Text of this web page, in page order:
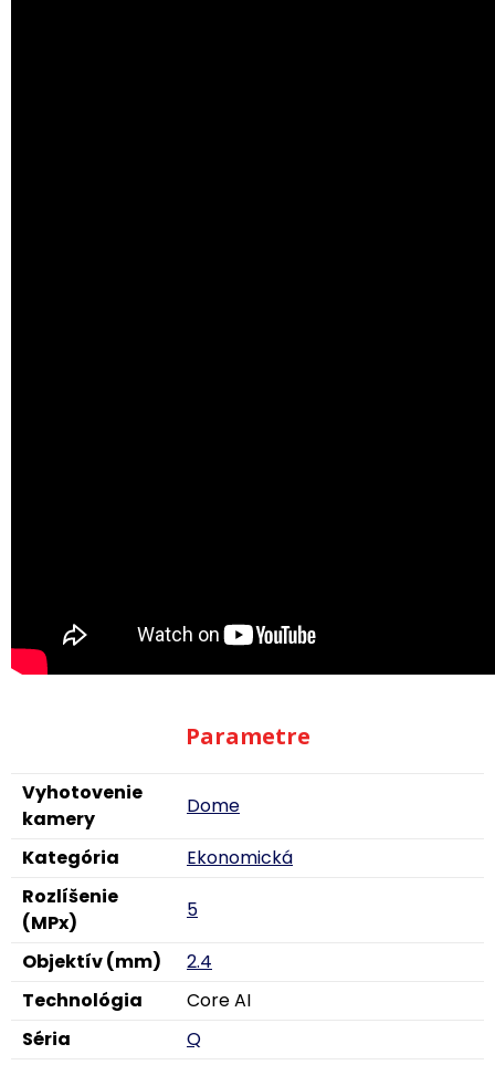
Parametre
Vyhotovenie
kamery
Dome
Kategória
Ekonomická
Rozlíšenie
(MPx)
5
Objektív (mm)
2.4
Technológia
Core AI
Séria
Q